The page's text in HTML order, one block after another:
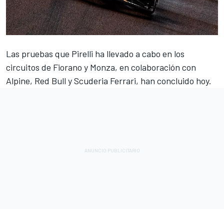
Las pruebas que Pirelli ha llevado a cabo en los
circuitos de Fiorano y Monza, en colaboración con
Alpine, Red Bull y Scuderia Ferrari, han concluido hoy.